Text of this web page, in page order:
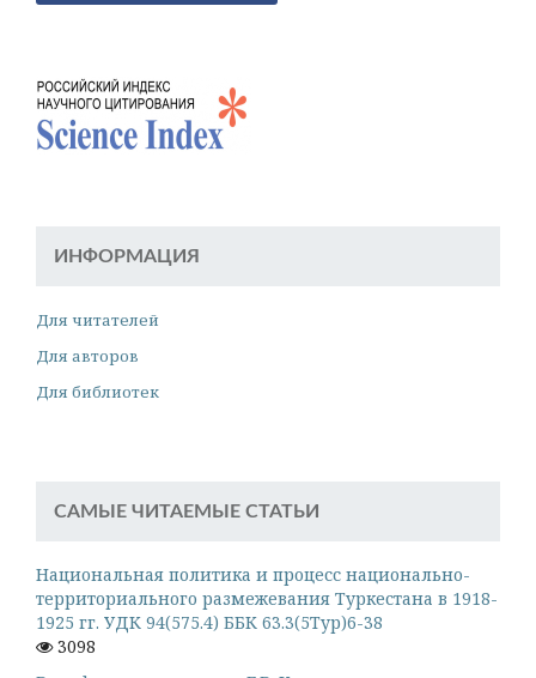
ИНФОРМАЦИЯ
Для читателей
Для авторов
Для библиотек
САМЫЕ ЧИТАЕМЫЕ СТАТЬИ
Национальная политика и процесс национально-
территориального размежевания Туркестана в 1918-
1925 гг. УДК 94(575.4) ББК 63.3(5Тур)6-38
3098